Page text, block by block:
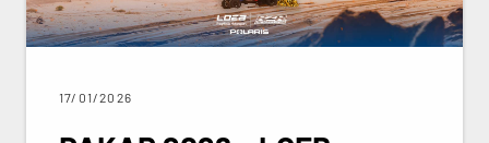
17/01/2026